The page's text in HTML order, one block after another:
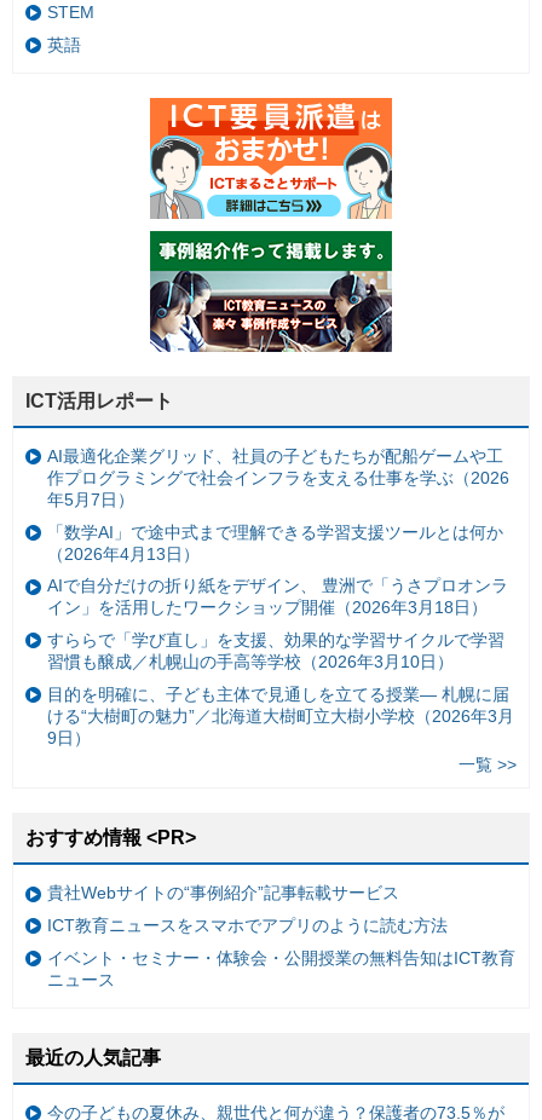
STEM
英語
ICT活用レポート
AI最適化企業グリッド、社員の子どもたちが配船ゲームや工
作プログラミングで社会インフラを支える仕事を学ぶ（2026
年5月7日）
「数学AI」で途中式まで理解できる学習支援ツールとは何か
（2026年4月13日）
AIで自分だけの折り紙をデザイン、 豊洲で「うさプロオンラ
イン」を活用したワークショップ開催（2026年3月18日）
すららで「学び直し」を支援、効果的な学習サイクルで学習
習慣も醸成／札幌山の手高等学校（2026年3月10日）
目的を明確に、子ども主体で見通しを立てる授業— 札幌に届
ける“大樹町の魅力”／北海道大樹町立大樹小学校（2026年3月
9日）
一覧 >>
おすすめ情報 <PR>
貴社Webサイトの“事例紹介”記事転載サービス
ICT教育ニュースをスマホでアプリのように読む方法
イベント・セミナー・体験会・公開授業の無料告知はICT教育
ニュース
最近の人気記事
今の子どもの夏休み、親世代と何が違う？保護者の73.5％が